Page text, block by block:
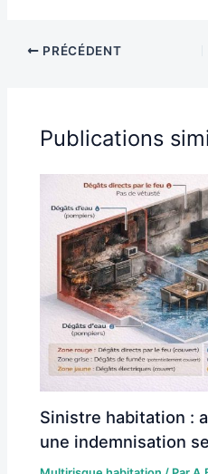
PRÉCÉDENT
Publications
Sinistre habitation :
une indemnisation